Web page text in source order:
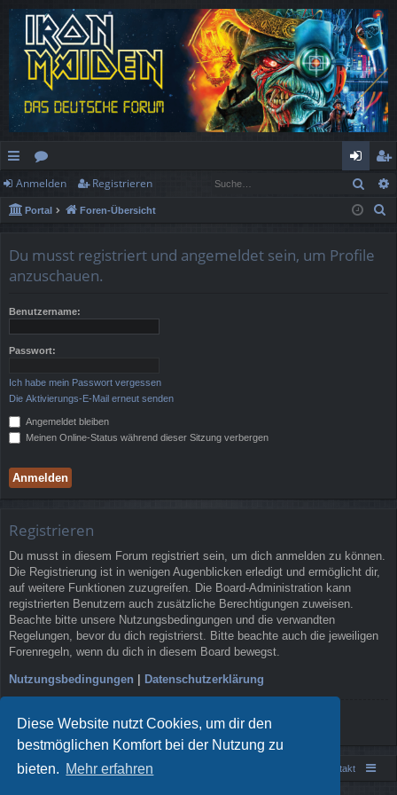
Diese Website nutzt Cookies, um dir den
bestmöglichen Komfort bei der Nutzung zu
bieten. Mehr erfahren
ch
ne
ug
f
or
en
n
m
eg
ist
Anmelden Registrieren
Portal Foren-Übersicht
Du musst registriert und angemeldet sein, um Profile
anzuschauen.
Benutzername:
Passwort:
Ich habe mein Passwort vergessen
Die Aktivierungs-E-Mail erneut senden
Angemeldet bleiben
Meinen Online-Status während dieser Sitzung verbergen
Registrieren
Du musst in diesem Forum registriert sein, um dich anmelden zu können.
Die Registrierung ist in wenigen Augenblicken erledigt und ermöglicht dir,
auf weitere Funktionen zuzugreifen. Die Board-Administration kann
registrierten Benutzern auch zusätzliche Berechtigungen zuweisen.
Beachte bitte unsere Nutzungsbedingungen und die verwandten
Regelungen, bevor du dich registrierst. Bitte beachte auch die jeweiligen
Forenregeln, wenn du dich in diesem Board bewegst.
Nutzungsbedingungen | Datenschutzerklärung
Registrieren
Portal Foren-Übersicht Kontakt